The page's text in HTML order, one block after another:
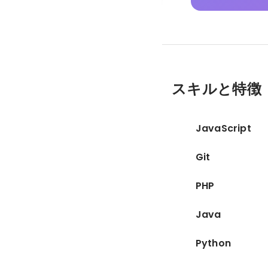
スキルと特徴
JavaScript
Git
PHP
Java
Python